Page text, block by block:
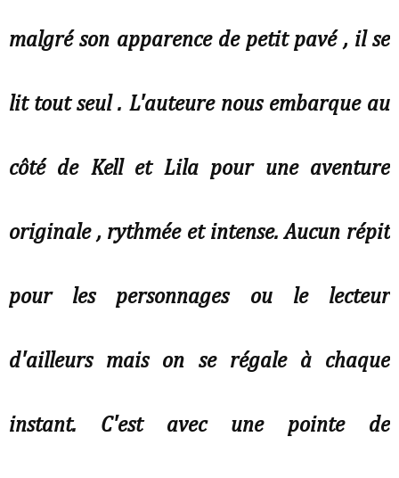
malgré son apparence de petit pavé , il se
lit tout seul . L'auteure nous embarque au
côté de Kell et Lila pour une aventure
originale , rythmée et intense. Aucun répit
pour les personnages ou le lecteur
d'ailleurs mais on se régale à chaque
instant. C'est avec une pointe de